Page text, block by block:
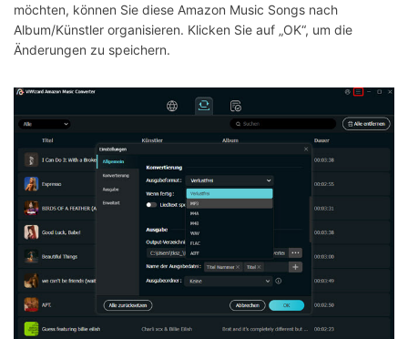
möchten, können Sie diese Amazon Music Songs nach
Album/Künstler organisieren. Klicken Sie auf „OK“, um die
Änderungen zu speichern.